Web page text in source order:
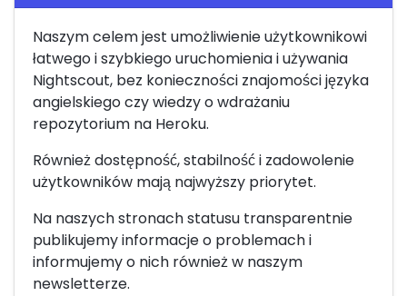
Naszym celem jest umożliwienie użytkownikowi
łatwego i szybkiego uruchomienia i używania
Nightscout, bez konieczności znajomości języka
angielskiego czy wiedzy o wdrażaniu
repozytorium na Heroku.
Również dostępność, stabilność i zadowolenie
użytkowników mają najwyższy priorytet.
Na naszych stronach statusu transparentnie
publikujemy informacje o problemach i
informujemy o nich również w naszym
newsletterze.